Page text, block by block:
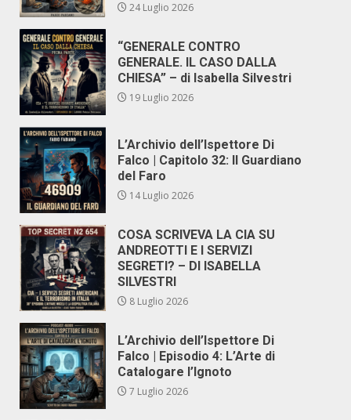
24 Luglio 2026
“GENERALE CONTRO
GENERALE. IL CASO DALLA
CHIESA” – di Isabella Silvestri
19 Luglio 2026
L’Archivio dell’Ispettore Di
Falco | Capitolo 32: Il Guardiano
del Faro
14 Luglio 2026
COSA SCRIVEVA LA CIA SU
ANDREOTTI E I SERVIZI
SEGRETI? – DI ISABELLA
SILVESTRI
8 Luglio 2026
L’Archivio dell’Ispettore Di
Falco | Episodio 4: L’Arte di
Catalogare l’Ignoto
7 Luglio 2026